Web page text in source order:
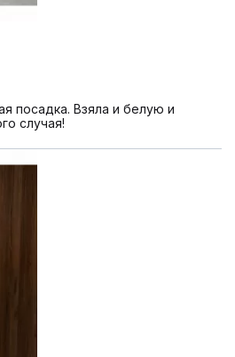
посадка. Взяла и белую и
случая!